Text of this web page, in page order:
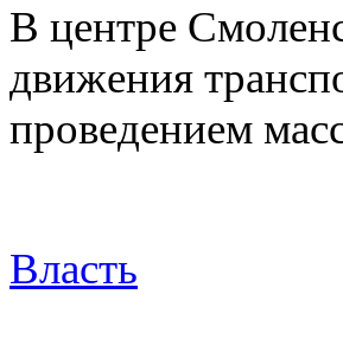
В центре
движения
проведением
Власть